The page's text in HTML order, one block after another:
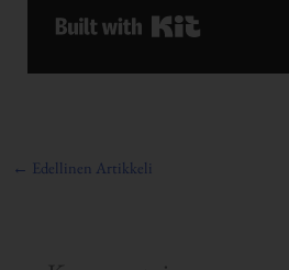
← Edellinen Artikkeli